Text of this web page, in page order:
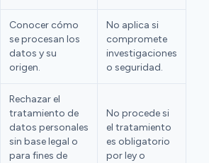
Conocer cómo
se procesan los
datos y su
origen.
No aplica si
compromete
investigaciones
o seguridad.
Rechazar el
tratamiento de
datos personales
sin base legal o
para fines de
No procede si
el tratamiento
es obligatorio
por ley o